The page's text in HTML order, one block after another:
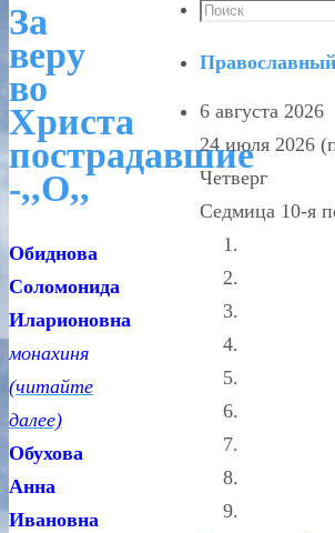
За
веру
во
Христа
пострадавшие
-,,О,,
Обиднова
Соломонида
Иларионовна
(читайте
далее)
Обухова
Анна
Ивановна
6 августа 2026
24 июля 2026
Четверг
Седмица 10-я